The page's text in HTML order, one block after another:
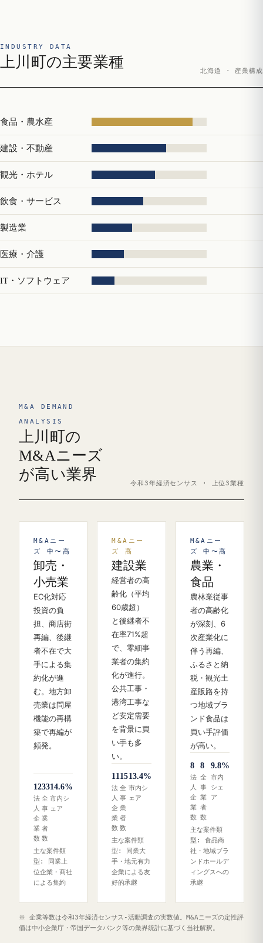
INDUSTRY DATA
上川町の主要業種
北海道 · 産業構成
食品・農水産
建設・不動産
観光・ホテル
飲食・サービス
製造業
医療・介護
IT・ソフトウェア
M&A DEMAND
ANALYSIS
上川町の
M&Aニーズ
が高い業界
令和3年経済センサス · 上位3業種
M&Aニー
ズ 中〜高
卸売・
小売業
EC化対応
投資の負
担、商店街
再編、後継
者不在で大
手による集
約化が進
む。地方卸
売業は問屋
機能の再構
築で再編が
頻発。
12
法
人
企
業
数
33
全
事
業
者
数
14.6%
市内シ
ェア
主な案件類
型: 同業上
位企業・商社
による集約
M&Aニー
ズ 高
建設業
経営者の高
齢化（平均
60歳超）
と後継者不
在率71%超
で、零細事
業者の集約
化が進行。
公共工事・
港湾工事な
ど安定需要
を背景に買
い手も多
い。
11
法
人
企
業
数
15
全
事
業
者
数
13.4%
市内シ
ェア
主な案件類
型: 同業大
手・地元有力
企業による友
好的承継
M&Aニー
ズ 中〜高
農業・
食品
農林業従事
者の高齢化
が深刻、6
次産業化に
伴う再編、
ふるさと納
税・観光土
産販路を持
つ地域ブラ
ンド食品は
買い手評価
が高い。
8
法
人
企
業
数
8
全
事
業
者
数
9.8%
市内
シェ
ア
主な案件類
型: 食品商
社・地域ブラ
ンドホールデ
ィングスへの
承継
※ 企業等数は令和3年経済センサス‐活動調査の実数値。M&Aニーズの定性評
価は中小企業庁・帝国データバンク等の業界統計に基づく当社解釈。